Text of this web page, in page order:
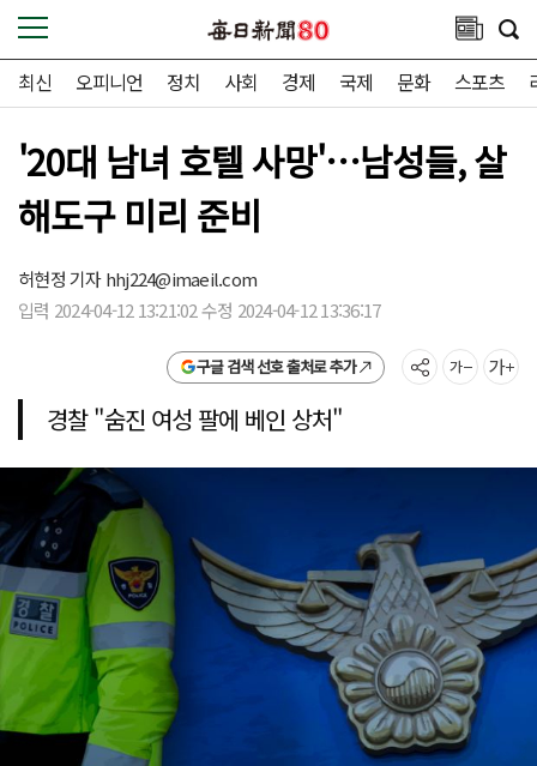
최신 오피니언 정치 사회 경제 국제 문화 스포츠
'20대 남녀 호텔 사망'…남성들, 살
해도구 미리 준비
허현정 기자hhj224@imaeil.com
입력 2024-04-12 13:21:02 수정 2024-04-12 13:36:17
구글 검색 선호 출처로 추가
경찰 "숨진 여성 팔에 베인 상처"